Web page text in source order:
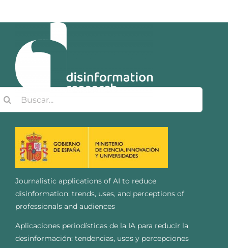
Journalistic applications of AI to reduce
disinformation: trends, uses, and perceptions of
professionals and audiences
Aplicaciones periodísticas de la IA para reducir la
desinformación: tendencias, usos y percepciones